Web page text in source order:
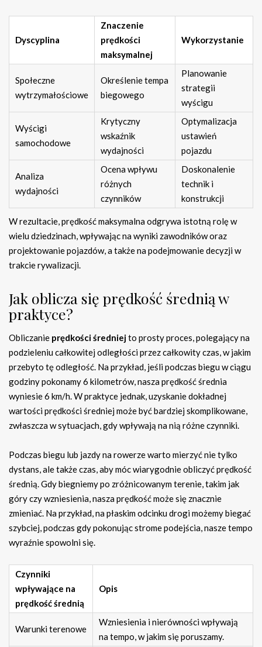
Dyscyplina
Znaczenie
prędkości
maksymalnej
Wykorzystanie
Społeczne
wytrzymałościowe
Określenie tempa
biegowego
Planowanie
strategii
wyścigu
Wyścigi
samochodowe
Krytyczny
wskaźnik
wydajności
Optymalizacja
ustawień
pojazdu
Analiza
wydajności
Ocena wpływu
różnych
czynników
Doskonalenie
technik i
konstrukcji
W rezultacie, prędkość maksymalna odgrywa istotną rolę w
wielu dziedzinach, wpływając na wyniki zawodników oraz
projektowanie pojazdów, a także na podejmowanie decyzji w
trakcie rywalizacji.
Jak oblicza się prędkość średnią w
praktyce?
Obliczanie prędkości średniejto prosty proces, polegający na
podzieleniu całkowitej odległości przez całkowity czas, w jakim
przebyto tę odległość. Na przykład, jeśli podczas biegu w ciągu
godziny pokonamy 6 kilometrów, nasza prędkość średnia
wyniesie 6 km/h. W praktyce jednak, uzyskanie dokładnej
wartości prędkości średniej może być bardziej skomplikowane,
zwłaszcza w sytuacjach, gdy wpływają na nią różne czynniki.
Podczas biegu lub jazdy na rowerze warto mierzyć nie tylko
dystans, ale także czas, aby móc wiarygodnie obliczyć prędkość
średnią. Gdy biegniemy po zróżnicowanym terenie, takim jak
góry czy wzniesienia, nasza prędkość może się znacznie
zmieniać. Na przykład, na płaskim odcinku drogi możemy biegać
szybciej, podczas gdy pokonując strome podejścia, nasze tempo
wyraźnie spowolni się.
Czynniki
wpływające na
prędkość średnią
Opis
Warunki terenowe
Wzniesienia i nierówności wpływają
na tempo, w jakim się poruszamy.